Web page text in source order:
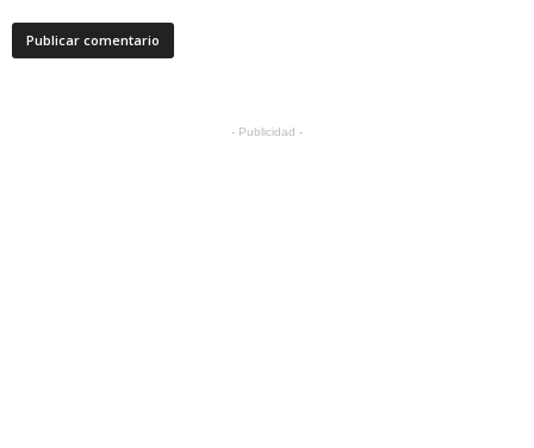
- Publicidad -